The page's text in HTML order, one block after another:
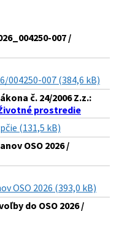
007 /
004250-007 (384,6 kB)
č. 24/2006 Z.z.:
prostredie
(131,5 kB)
OSO 2026 /
OSO 2026 (393,0 kB)
do OSO 2026 /